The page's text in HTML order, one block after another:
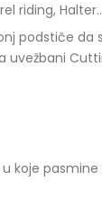
riding,
podstiče da
koje pasmine